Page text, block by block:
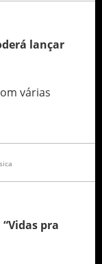
lançar
várias
pra